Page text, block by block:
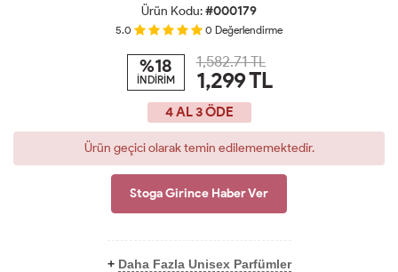
Ürün Kodu:#000179
5.0 0 Değerlendirme
%18
İNDİRİM
1,582.71 TL
1,299TL
4 AL 3 ÖDE
Ürün geçici olarak temin edilememektedir.
Stoga Girince Haber Ver
+ Daha Fazla Unisex Parfümler